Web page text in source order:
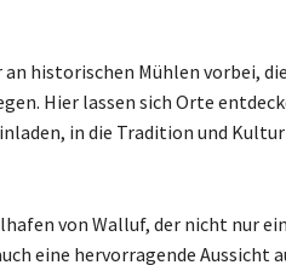
historischen Mühlen vorbei,
Hier lassen sich Orte
in die Tradition und
von Walluf, der nicht nur
eine hervorragende Aussicht